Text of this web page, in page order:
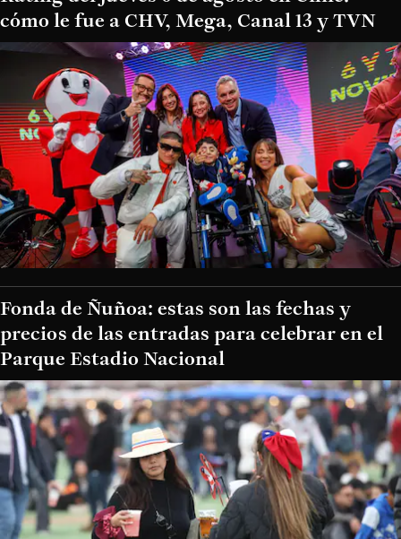
cómo le fue a CHV, Mega, Canal 13 y TVN
Fonda de Ñuñoa: estas son las fechas y
precios de las entradas para celebrar en el
Parque Estadio Nacional